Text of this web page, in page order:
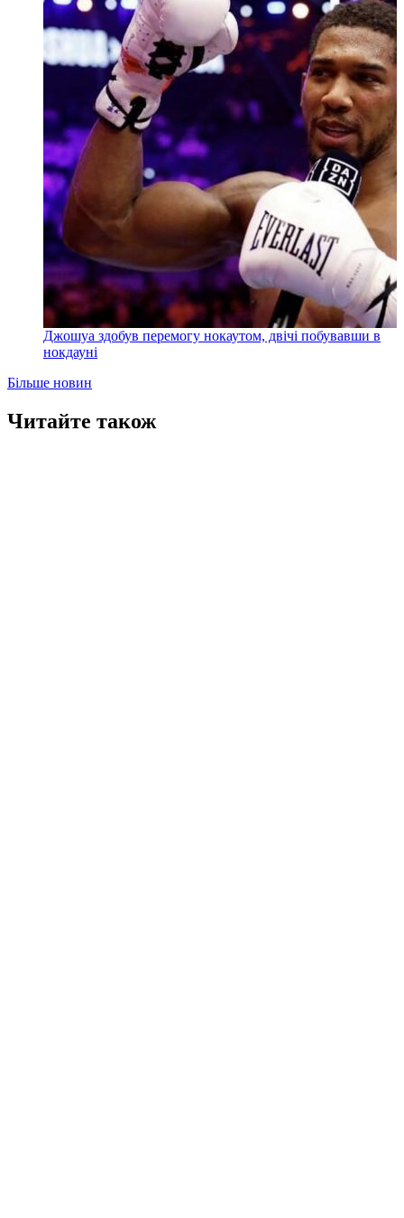
Джошуа здобув перемогу нокаутом, двічі побувавши в
нокдауні
Більше новин
Читайте також